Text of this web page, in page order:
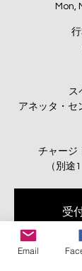
Mon,
ス
アネッタ・セ
チャージ
（別途
受
他
Email